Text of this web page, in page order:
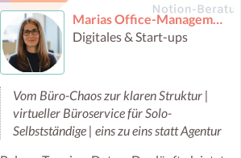
Marias Office-Management
Digitales & Start-ups
Vom Büro-Chaos zur klaren Struktur |
virtueller Büroservice für Solo-
Selbstständige | eins zu eins statt Agentur